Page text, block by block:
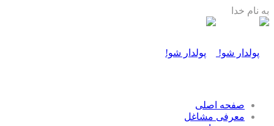
به نام خدا
صفحه اصلی
معرفی مشاغل